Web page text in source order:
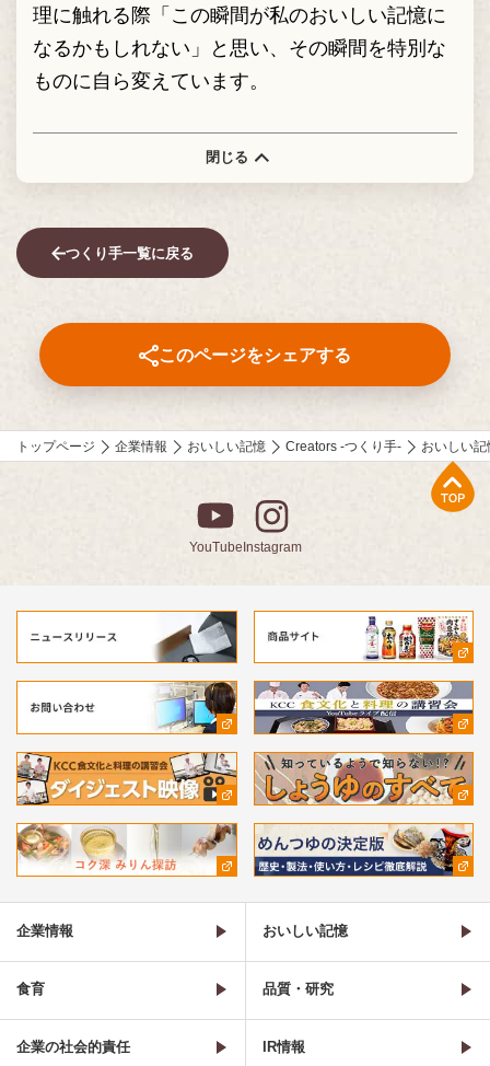
理に触れる際「この瞬間が私のおいしい記憶に
なるかもしれない」と思い、その瞬間を特別な
ものに自ら変えています。
閉じる
つくり手一覧に戻る
このページをシェアする
トップページ 企業情報 おいしい記憶 Creators -つくり手- おいしい
YouTube Instagram
企業情報 おいしい記憶
食育 品質・研究
企業の社会的責任 IR情報